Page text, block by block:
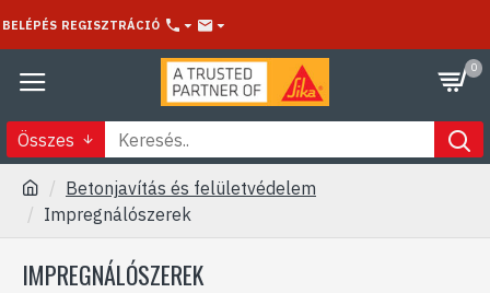
BELÉPÉS REGISZTRÁCIÓ
0
Összes
Betonjavítás és felületvédelem
Impregnálószerek
IMPREGNÁLÓSZEREK